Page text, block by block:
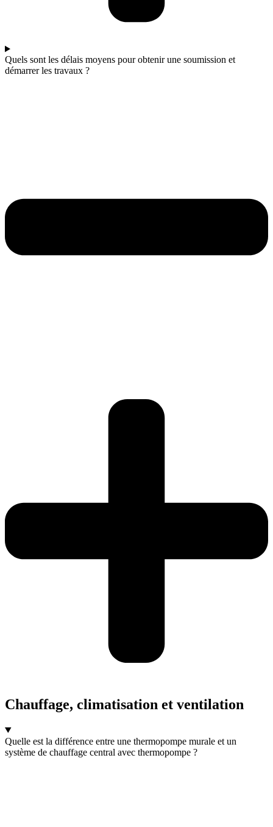
Quels sont les délais moyens pour obtenir une soumission et
démarrer les travaux ?
Chauffage, climatisation et ventilation
Quelle est la différence entre une thermopompe murale et un
système de chauffage central avec thermopompe ?